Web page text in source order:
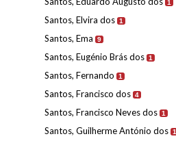
1
Santos, Elvira dos 1
Santos, Ema 9
Santos, Eugénio Brás dos 1
Santos, Fernando 1
Santos, Francisco dos 4
Santos, Francisco Neves dos 1
Santos, Guilherme António dos 1